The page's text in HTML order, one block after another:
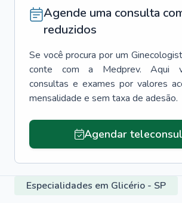
Agende uma consulta
reduzidos
Se você procura por um
conte com a Medprev. Aqui
consultas e exames por valores
mensalidade e sem taxa de adesão.
Agendar
Especialidades em Glicério - SP